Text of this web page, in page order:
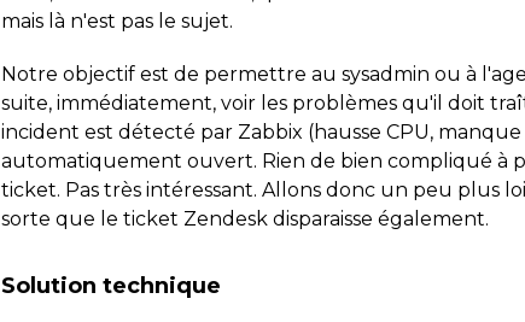
mais là n'est pas le sujet.
Notre objectif est de permettre au sysadmin ou à
suite, immédiatement, voir les problèmes qu'il doit
incident est détecté par Zabbix (hausse CPU,
automatiquement ouvert. Rien de bien compliqué à
ticket. Pas très intéressant. Allons donc un peu plus
sorte que le ticket Zendesk disparaisse également.
Solution technique